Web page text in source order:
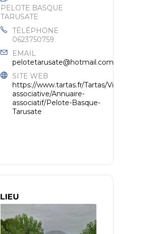
PELOTE BASQUE
TARUSATE
TÉLÉPHONE
0623750759
EMAIL
pelotetarusate@hotmail.com
SITE WEB
https://www.tartas.fr/Tartas/Vie-
associative/Annuaire-
associatif/Pelote-Basque-
Tarusate
LIEU